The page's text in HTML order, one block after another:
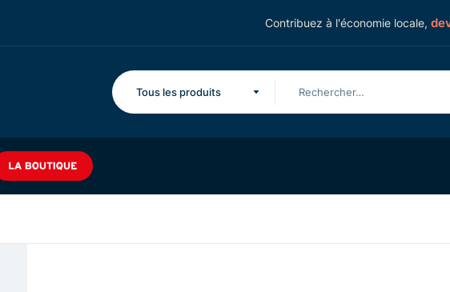
Contribuez à l'économie locale,
Tous les produits